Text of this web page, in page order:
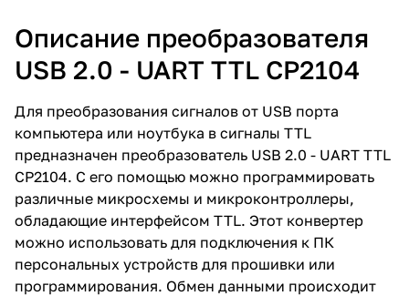
Описание преобразователя
USB 2.0 - UART TTL CP2104
Для преобразования сигналов от USB порта
компьютера или ноутбука в сигналы TTL
предназначен преобразователь USB 2.0 - UART TTL
CP2104. С его помощью можно программировать
различные микросхемы и микроконтроллеры,
обладающие интерфейсом TTL. Этот конвертер
можно использовать для подключения к ПК
персональных устройств для прошивки или
программирования. Обмен данными происходит